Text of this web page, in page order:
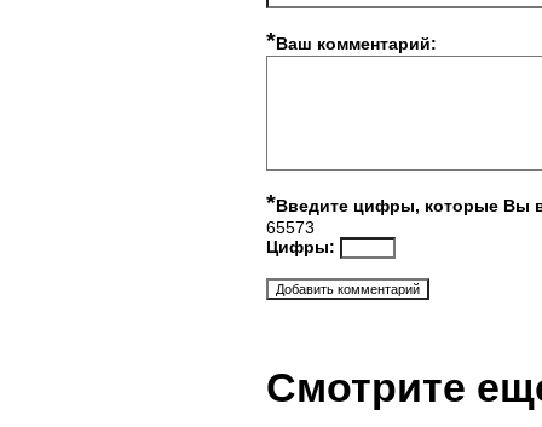
*Ваш комментарий:
*Введите цифры, которые Вы
65573
Цифры:
Смотрите